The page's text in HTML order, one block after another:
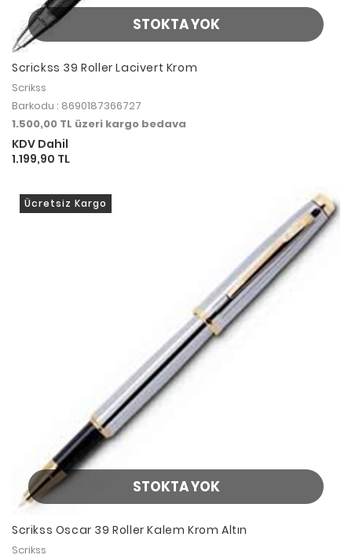
STOKTA YOK
Scrickss 39 Roller Lacivert Krom
Scrikss
Barkodu : 8690187366727
1.500,00 TL üzeri kargo bedava
KDV Dahil
1.199,90 TL
STOKTA YOK
Ücretsiz Kargo
Scrikss Oscar 39 Roller Kalem Krom Altın
Scrikss